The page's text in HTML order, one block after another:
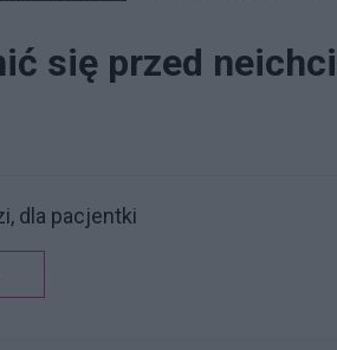
się przed
dla pacjentki